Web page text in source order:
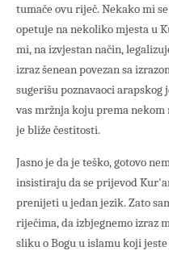
tumače ovu riječ. Nekako mi
opetuje na nekoliko mjesta u
mi, na izvjestan način,
izraz šenean povezan sa
sugerišu poznavaoci
vas mržnja koju prema nekom
je bliže čestitosti.
Jasno je da je teško, gotovo
insistiraju da se prijevod
prenijeti u jedan jezik. Zato
riječima, da izbjegnemo izraz
sliku o Bogu u islamu koji